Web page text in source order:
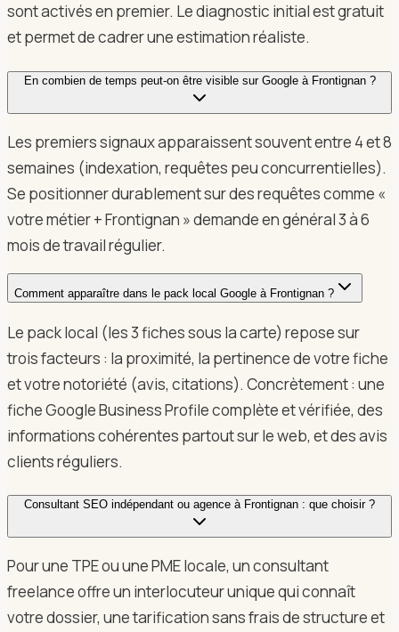
sont activés en premier. Le diagnostic initial est gratuit
et permet de cadrer une estimation réaliste.
En combien de temps peut-on être visible sur Google à Frontignan ?
Les premiers signaux apparaissent souvent entre 4 et 8
semaines (indexation, requêtes peu concurrentielles).
Se positionner durablement sur des requêtes comme «
votre métier + Frontignan » demande en général 3 à 6
mois de travail régulier.
Comment apparaître dans le pack local Google à Frontignan ?
Le pack local (les 3 fiches sous la carte) repose sur
trois facteurs : la proximité, la pertinence de votre fiche
et votre notoriété (avis, citations). Concrètement : une
fiche Google Business Profile complète et vérifiée, des
informations cohérentes partout sur le web, et des avis
clients réguliers.
Consultant SEO indépendant ou agence à Frontignan : que choisir ?
Pour une TPE ou une PME locale, un consultant
freelance offre un interlocuteur unique qui connaît
votre dossier, une tarification sans frais de structure et